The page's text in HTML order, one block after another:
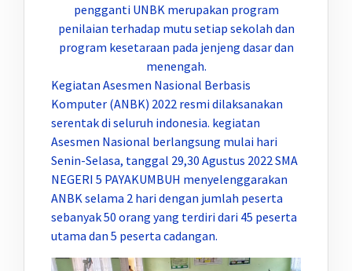
pengganti UNBK merupakan program
penilaian terhadap mutu setiap sekolah dan
program kesetaraan pada jenjeng dasar dan
menengah.
Kegiatan Asesmen Nasional Berbasis
Komputer (ANBK) 2022 resmi dilaksanakan
serentak di seluruh indonesia. kegiatan
Asesmen Nasional berlangsung mulai hari
Senin-Selasa, tanggal 29,30 Agustus 2022 SMA
NEGERI 5 PAYAKUMBUH menyelenggarakan
ANBK selama 2 hari dengan jumlah peserta
sebanyak 50 orang yang terdiri dari 45 peserta
utama dan 5 peserta cadangan.